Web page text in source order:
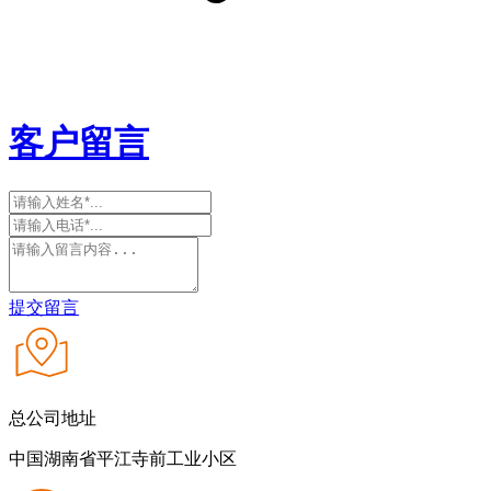
客户留言
提交留言
总公司地址
中国湖南省平江寺前工业小区